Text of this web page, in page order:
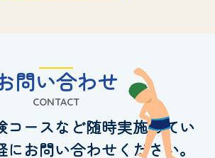
問い合わせ
CONTACT
コースなど随時実施してい
にお問い合わせください。